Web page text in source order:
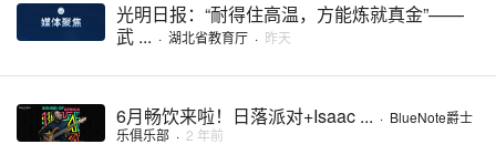
光明日报：“耐得住高温，方能炼就真金”——
武 ... · 湖北省教育厅 · 昨天
6月畅饮来啦！日落派对+Isaac ... · BlueNote爵士
乐俱乐部 · 2 年前